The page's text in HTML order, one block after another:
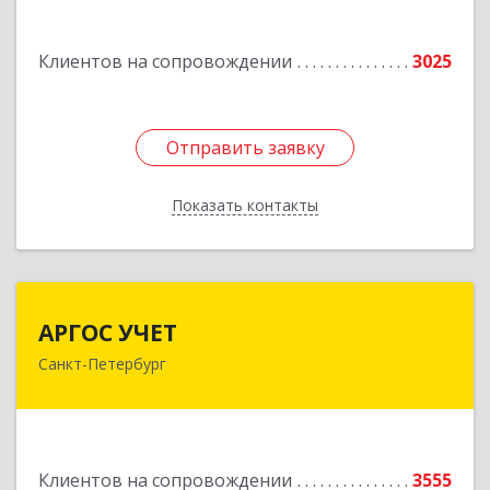
Клиентов на сопровождении 3025
Отправить заявку
Показать контакты
Подробнее
Отправить заявку
Назад
АРГОС УЧЕТ
Санкт-Петербург
Клиентов на сопровождении
3555
196191, Санкт-Петербург г, Конституции пл,